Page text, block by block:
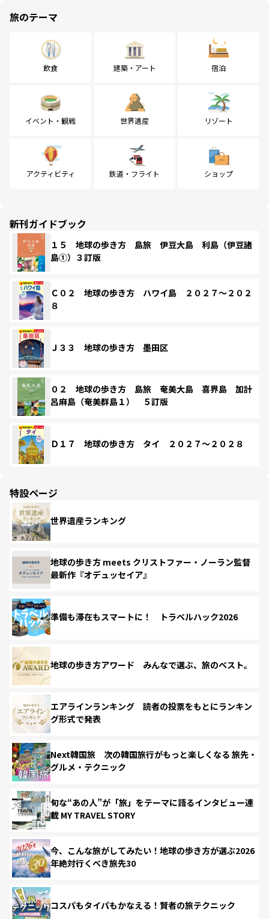
旅のテーマ
飲食 建築・アート 宿泊
イベント・観戦 世界遺産 リゾート
アクティビティ 鉄道・フライト ショップ
新刊ガイドブック
１５ 地球の歩き方 島旅 伊豆大島 利島（伊豆諸
島①）３訂版
Ｃ０２ 地球の歩き方 ハワイ島 ２０２７～２０２
８
Ｊ３３ 地球の歩き方 墨田区
０２ 地球の歩き方 島旅 奄美大島 喜界島 加計
呂麻島（奄美群島１） ５訂版
Ｄ１７ 地球の歩き方 タイ ２０２７～２０２８
特設ページ
世界遺産ランキング
地球の歩き方 meets クリストファー・ノーラン監督
最新作『オデュッセイア』
準備も滞在もスマートに！ トラベルハック2026
地球の歩き方アワード みんなで選ぶ、旅のベスト。
エアラインランキング 読者の投票をもとにランキン
グ形式で発表
Next韓国旅 次の韓国旅行がもっと楽しくなる 旅先・
グルメ・テクニック
旬な“あの人”が「旅」をテーマに語るインタビュー連
載 MY TRAVEL STORY
今、こんな旅がしてみたい！地球の歩き方が選ぶ2026
年絶対行くべき旅先30
コスパもタイパもかなえる！賢者の旅テクニック